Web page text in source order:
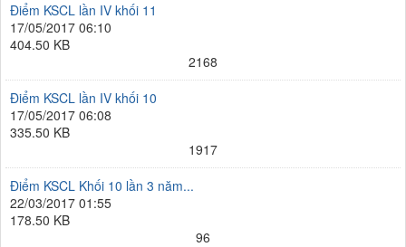
Điểm KSCL lần IV khối 11
17/05/2017 06:10
404.50 KB
2168
Điểm KSCL lần IV khối 10
17/05/2017 06:08
335.50 KB
1917
Điểm KSCL Khối 10 lần 3 năm...
22/03/2017 01:55
178.50 KB
96